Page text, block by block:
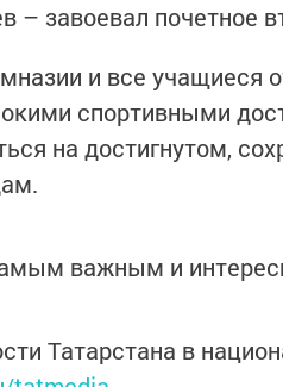
– завоевал почетное
и все
спортивными
на достигнутом,
важным и
Татарстана в